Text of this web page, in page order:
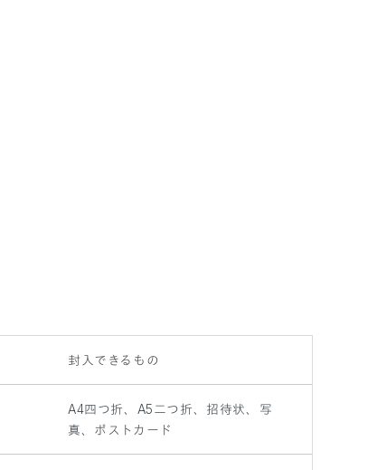
封入できるもの
A4四つ折、A5二つ折、招待状、写
真、ポストカード